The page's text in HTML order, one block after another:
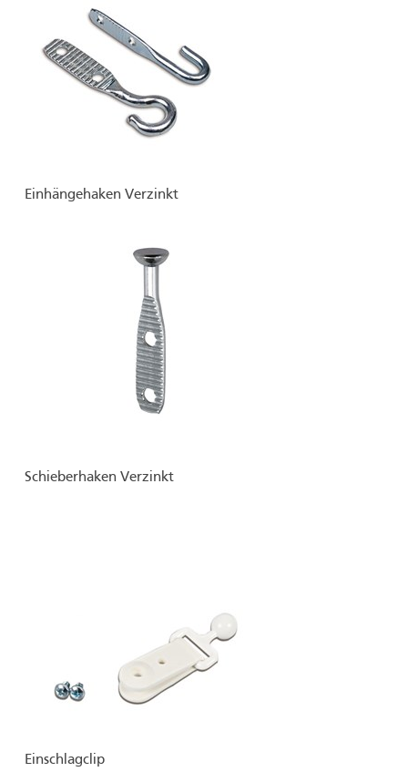
Einhängehaken Verzinkt
Schieberhaken Verzinkt
Einschlagclip